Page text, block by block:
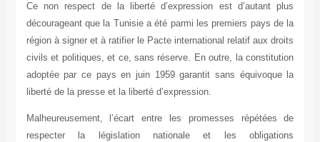
Ce non respect de la liberté d’expression est d’autant plus
décourageant que la Tunisie a été parmi les premiers pays de la
région à signer et à ratifier le Pacte international relatif aux droits
civils et politiques, et ce, sans réserve. En outre, la constitution
adoptée par ce pays en juin 1959 garantit sans équivoque la
liberté de la presse et la liberté d’expression.
Malheureusement, l’écart entre les promesses répétées de
respecter la législation nationale et les obligations